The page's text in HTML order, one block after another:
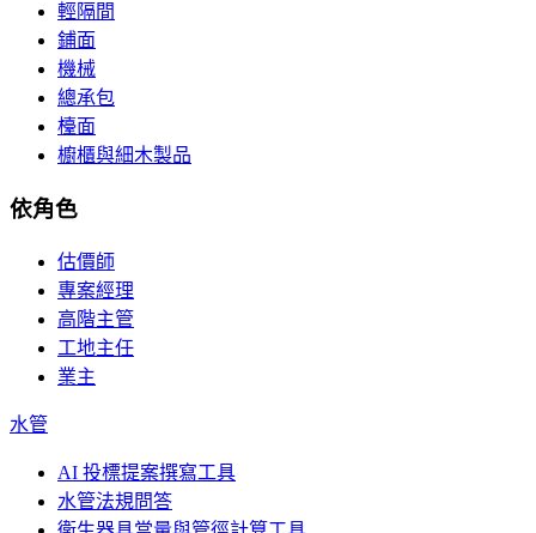
輕隔間
鋪面
機械
總承包
檯面
櫥櫃與細木製品
依角色
估價師
專案經理
高階主管
工地主任
業主
水管
AI 投標提案撰寫工具
水管法規問答